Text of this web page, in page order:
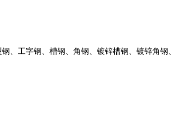
、工字钢、槽钢、角钢、镀锌槽钢、镀锌角钢、